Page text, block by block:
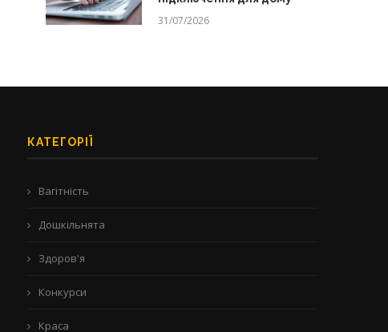
31/07/2026
КАТЕГОРІЇ
Вагітність
Дошкільнята
Здоров'я
Конкурси
Краса